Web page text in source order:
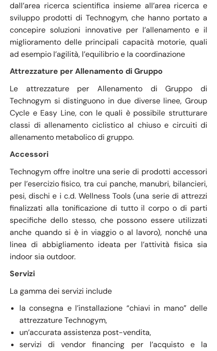
dall’area ricerca scientifica insieme all’area ricerca e
sviluppo prodotti di Technogym, che hanno portato a
concepire soluzioni innovative per l’allenamento e il
miglioramento delle principali capacità motorie, quali
ad esempio l’agilità, l’equilibrio e la coordinazione
Attrezzature per Allenamento di Gruppo
Le attrezzature per Allenamento di Gruppo di
Technogym si distinguono in due diverse linee, Group
Cycle e Easy Line, con le quali è possibile strutturare
classi di allenamento ciclistico al chiuso e circuiti di
allenamento metabolico di gruppo.
Accessori
Technogym offre inoltre una serie di prodotti accessori
per l’esercizio fisico, tra cui panche, manubri, bilancieri,
pesi, dischi e i c.d. Wellness Tools (una serie di attrezzi
finalizzati alla tonificazione di tutto il corpo o di parti
specifiche dello stesso, che possono essere utilizzati
anche quando si è in viaggio o al lavoro), nonché una
linea di abbigliamento ideata per l’attività fisica sia
indoor sia outdoor.
Servizi
La gamma dei servizi include
la consegna e l’installazione “chiavi in mano” delle
attrezzature Technogym,
un’accurata assistenza post-vendita,
servizi di vendor financing per l’acquisto e la